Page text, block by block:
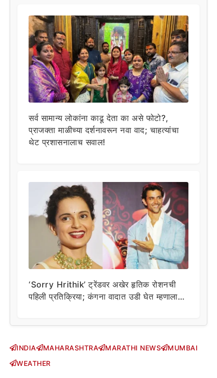
सर्व सामान्य लोकांना काढू देता का असे फोटो?,
प्राजक्ता माळीच्या दर्शनावरून नवा वाद; चाहत्यांचा
थेट प्रशासनालाच सवाल!
‘Sorry Hrithik’ ट्रेंडवर अखेर हृतिक रोशनची
पहिली प्रतिक्रिया; कंगना वादात उडी घेत म्हणाला…
INDIA MAHARASHTRA MARATHI NEWS
MUMBAI
WEATHER